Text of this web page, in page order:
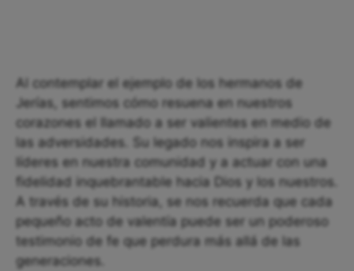
Al contemplar el ejemplo de los hermanos de
Jerías, sentimos cómo resuena en nuestros
corazones el llamado a ser valientes en medio de
las adversidades. Su legado nos inspira a ser
líderes en nuestra comunidad y a actuar con una
fidelidad inquebrantable hacia Dios y los nuestros.
A través de su historia, se nos recuerda que cada
pequeño acto de valentía puede ser un poderoso
testimonio de fe que perdura más allá de las
generaciones.